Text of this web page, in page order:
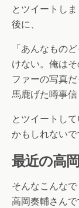
とツイートしま
後に、
「あんなもの
けない。俺は
ファーの写真
馬鹿げた噂事信
とツイートし
かもしれないで
最近の高
そんなこんな
高岡奏輔さんで